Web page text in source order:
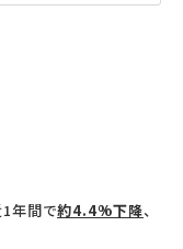
年間で約4.4%下降、